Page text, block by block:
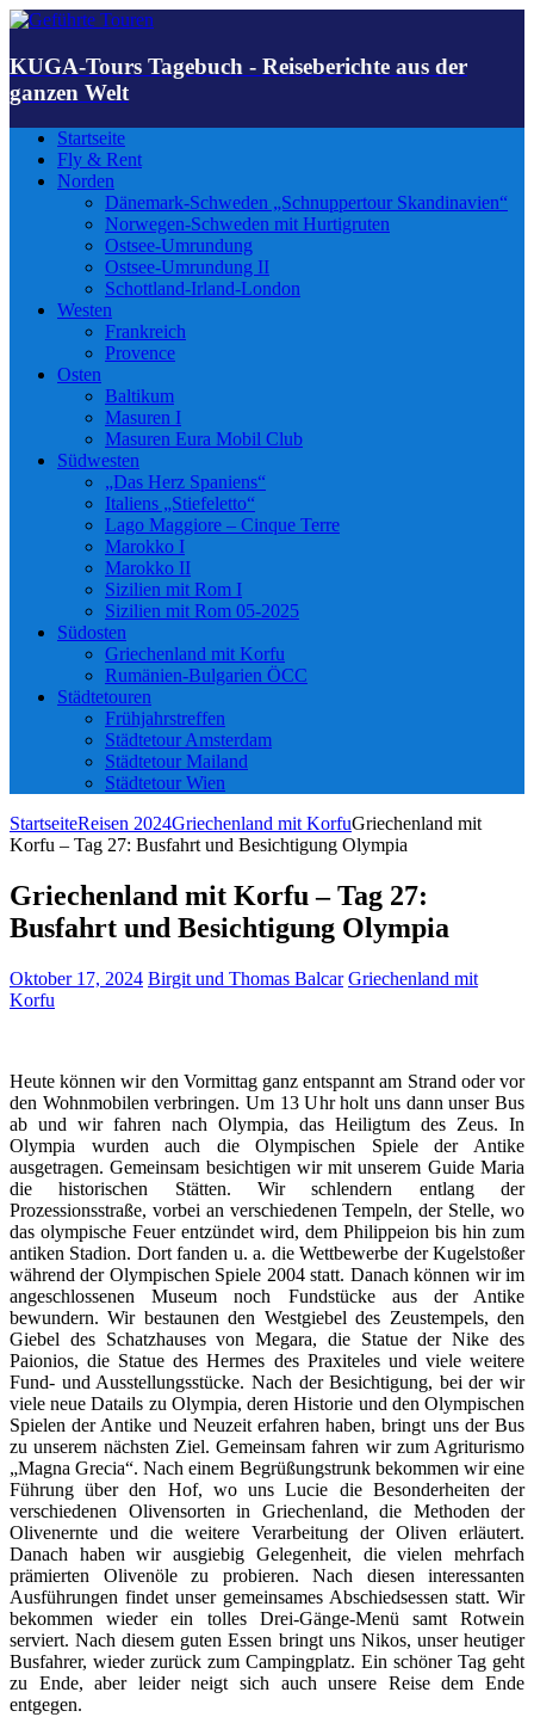
KUGA-Tours Tagebuch - Reiseberichte aus der
ganzen Welt
Startseite
Fly & Rent
Norden
Dänemark-Schweden „Schnuppertour Skandinavien“
Norwegen-Schweden mit Hurtigruten
Ostsee-Umrundung
Ostsee-Umrundung II
Schottland-Irland-London
Westen
Frankreich
Provence
Osten
Baltikum
Masuren I
Masuren Eura Mobil Club
Südwesten
„Das Herz Spaniens“
Italiens „Stiefeletto“
Lago Maggiore – Cinque Terre
Marokko I
Marokko II
Sizilien mit Rom I
Sizilien mit Rom 05-2025
Südosten
Griechenland mit Korfu
Rumänien-Bulgarien ÖCC
Städtetouren
Frühjahrstreffen
Städtetour Amsterdam
Städtetour Mailand
Städtetour Wien
StartseiteReisen 2024Griechenland mit KorfuGriechenland mit
Korfu – Tag 27: Busfahrt und Besichtigung Olympia
Griechenland mit Korfu – Tag 27:
Busfahrt und Besichtigung Olympia
Oktober 17, 2024 Birgit und Thomas Balcar Griechenland mit
Korfu
Heute können wir den Vormittag ganz entspannt am Strand oder vor
den Wohnmobilen verbringen. Um 13 Uhr holt uns dann unser Bus
ab und wir fahren nach Olympia, das Heiligtum des Zeus. In
Olympia wurden auch die Olympischen Spiele der Antike
ausgetragen. Gemeinsam besichtigen wir mit unserem Guide Maria
die historischen Stätten. Wir schlendern entlang der
Prozessionsstraße, vorbei an verschiedenen Tempeln, der Stelle, wo
das olympische Feuer entzündet wird, dem Philippeion bis hin zum
antiken Stadion. Dort fanden u. a. die Wettbewerbe der Kugelstoßer
während der Olympischen Spiele 2004 statt. Danach können wir im
angeschlossenen Museum noch Fundstücke aus der Antike
bewundern. Wir bestaunen den Westgiebel des Zeustempels, den
Giebel des Schatzhauses von Megara, die Statue der Nike des
Paionios, die Statue des Hermes des Praxiteles und viele weitere
Fund- und Ausstellungsstücke. Nach der Besichtigung, bei der wir
viele neue Datails zu Olympia, deren Historie und den Olympischen
Spielen der Antike und Neuzeit erfahren haben, bringt uns der Bus
zu unserem nächsten Ziel. Gemeinsam fahren wir zum Agriturismo
„Magna Grecia“. Nach einem Begrüßungstrunk bekommen wir eine
Führung über den Hof, wo uns Lucie die Besonderheiten der
verschiedenen Olivensorten in Griechenland, die Methoden der
Olivenernte und die weitere Verarbeitung der Oliven erläutert.
Danach haben wir ausgiebig Gelegenheit, die vielen mehrfach
prämierten Olivenöle zu probieren. Nach diesen interessanten
Ausführungen findet unser gemeinsames Abschiedsessen statt. Wir
bekommen wieder ein tolles Drei-Gänge-Menü samt Rotwein
serviert. Nach diesem guten Essen bringt uns Nikos, unser heutiger
Busfahrer, wieder zurück zum Campingplatz. Ein schöner Tag geht
zu Ende, aber leider neigt sich auch unsere Reise dem Ende
entgegen.